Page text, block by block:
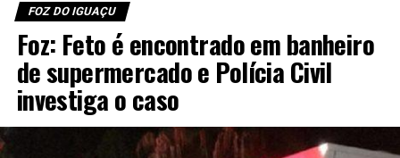
FOZ DO IGUAÇU
Foz: Feto é encontrado em banheiro
de supermercado e Polícia Civil
investiga o caso